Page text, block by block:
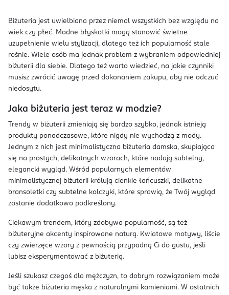
Biżuteria jest uwielbiana przez niemal wszystkich bez względu na
wiek czy płeć. Modne błyskotki mogą stanowić świetne
uzupełnienie wielu stylizacji, dlatego też ich popularność stale
rośnie. Wiele osób ma jednak problem z wybraniem odpowiedniej
biżuterii dla siebie. Dlatego też warto wiedzieć, na jakie czynniki
musisz zwrócić uwagę przed dokonaniem zakupu, aby nie odczuć
niedosytu.
Jaka biżuteria jest teraz w modzie?
Trendy w biżuterii zmieniają się bardzo szybko, jednak istnieją
produkty ponadczasowe, które nigdy nie wychodzą z mody.
Jednym z nich jest minimalistyczna biżuteria damska, skupiająca
się na prostych, delikatnych wzorach, które nadają subtelny,
elegancki wygląd. Wśród popularnych elementów
minimalistycznej biżuterii królują cienkie łańcuszki, delikatne
bransoletki czy subtelne kolczyki, które sprawią, że Twój wygląd
zostanie dodatkowo podkreślony.
Ciekawym trendem, który zdobywa popularność, są też
biżuteryjne akcenty inspirowane naturą. Kwiatowe motywy, liście
czy zwierzęce wzory z pewnością przypadną Ci do gustu, jeśli
lubisz eksperymentować z biżuterią.
Jeśli szukasz czegoś dla mężczyzn, to dobrym rozwiązaniem może
być także biżuteria męska z naturalnymi kamieniami. W ostatnich